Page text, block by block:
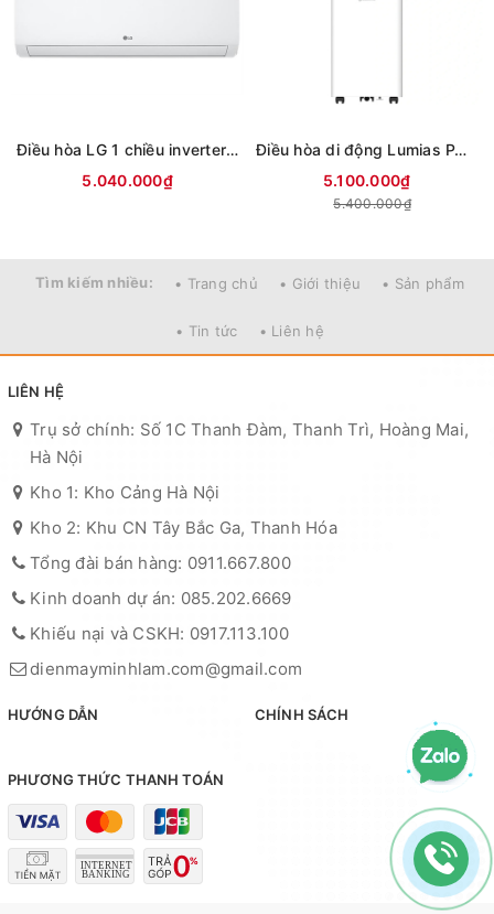
Điều hòa LG 1 chiều inverter 9000Btu IFC09M1 (mới 2026)
5.040.000₫
Điều hòa di động Lumias PAC-26
5.100.000₫
5.400.000₫
Tìm kiếm nhiều: • Trang chủ • Giới thiệu • Sản phẩm
• Tin tức • Liên hệ
LIÊN HỆ
Trụ sở chính: Số 1C Thanh Đàm, Thanh Trì, Hoàng Mai,
Hà Nội
Kho 1: Kho Cảng Hà Nội
Kho 2: Khu CN Tây Bắc Ga, Thanh Hóa
Tổng đài bán hàng: 0911.667.800
Kinh doanh dự án: 085.202.6669
Khiếu nại và CSKH: 0917.113.100
dienmayminhlam.com@gmail.com
HƯỚNG DẪN CHÍNH SÁCH
PHƯƠNG THỨC THANH TOÁN